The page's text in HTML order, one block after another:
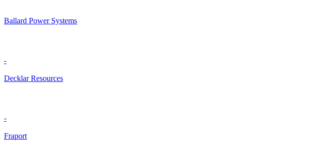
Ballard Power Systems
-
Decklar Resources
-
Fraport